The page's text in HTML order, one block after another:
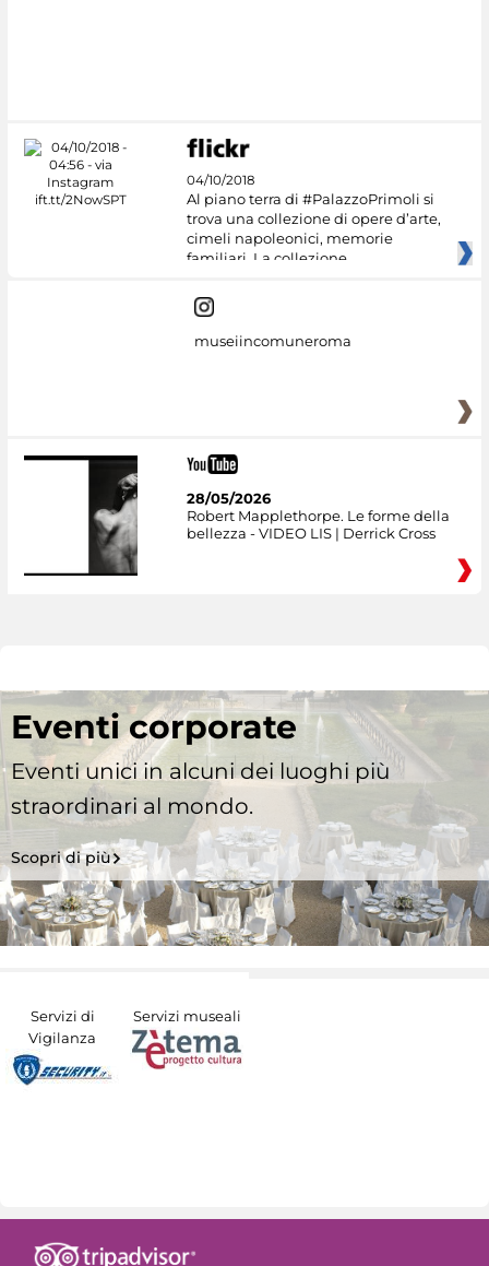
04/10/2018
Al piano terra di #PalazzoPrimoli si
trova una collezione di opere d’arte,
cimeli napoleonici, memorie
familiari. La collezione
museiincomuneroma
28/05/2026
Robert Mapplethorpe. Le forme della
bellezza - VIDEO LIS | Derrick Cross
Eventi corporate
Eventi unici in alcuni dei luoghi più
straordinari al mondo.
Scopri di più
Servizi di
Vigilanza
Servizi museali